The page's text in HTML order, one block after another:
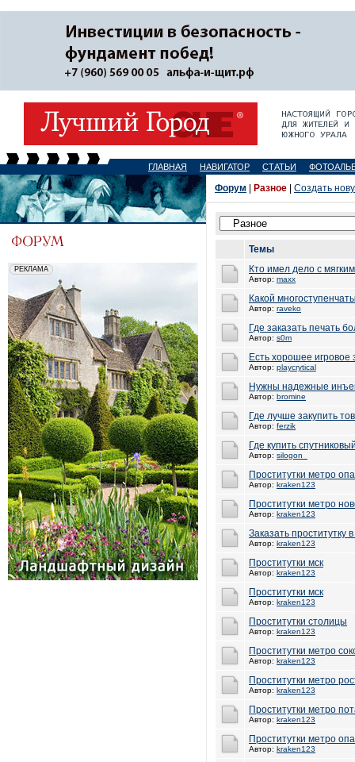
ГЛАВНАЯ НАВИГАТОР СТАТЬИ
Форум Разное Создать
Темы
Кто имел дело с
Автор: maxx
Какой
Автор: raveko
Где заказать печать
Автор: s0m
Есть хорошее игровое
Автор: playcrytical
Нужны надежные
Автор: bromine
Где лучше закупить
Автор: ferzik
Где купить
Автор: silogon_
Проститутки метро
Автор: kraken123
Проститутки метро
Автор: kraken123
Заказать проститутку
Автор: kraken123
Проститутки мск
Автор: kraken123
Проститутки мск
Автор: kraken123
Проститутки столицы
Автор: kraken123
Проститутки метро
Автор: kraken123
Проститутки метро
Автор: kraken123
Проститутки метро
Автор: kraken123
Проститутки метро
Автор: kraken123